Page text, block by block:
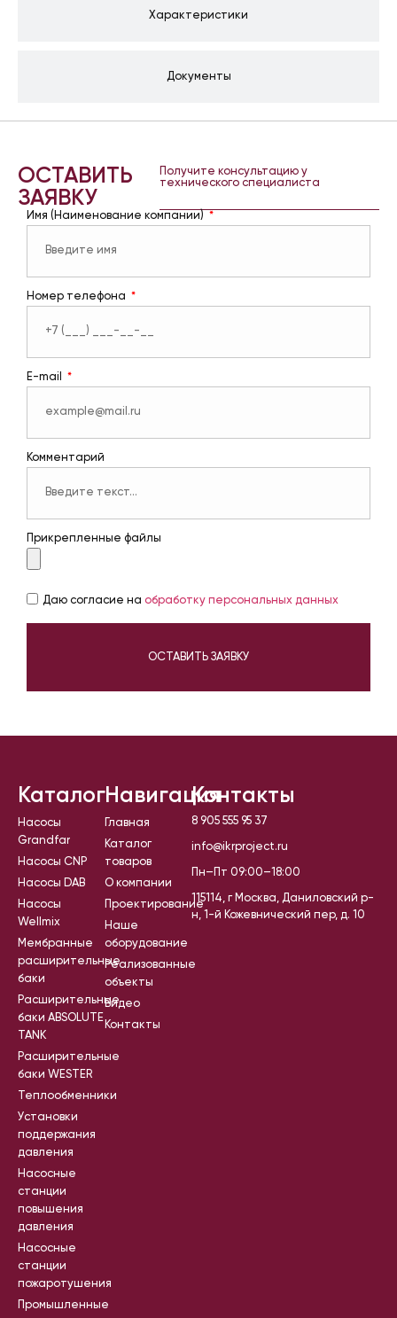
Характеристики
Документы
ОСТАВИТЬ
ЗАЯВКУ
Получите консультацию у
технического специалиста
Имя (Наименование компании)
Номер телефона
E-mail
Комментарий
Прикрепленные файлы
Даю согласие на обработку персональных данных
ОСТАВИТЬ ЗАЯВКУ
Каталог
Насосы
Grandfar
Насосы CNP
Насосы DAB
Насосы
Wellmix
Мембранные
расширительные
баки
Расширительные
баки ABSOLUTE
TANK
Расширительные
баки WESTER
Теплообменники
Установки
поддержания
давления
Насосные
станции
повышения
давления
Насосные
станции
пожаротушения
Промышленные
Навигация
Главная
Каталог
товаров
О компании
Проектирование
Наше
оборудование
Реализованные
объекты
Видео
Контакты
Контакты
8 905 555 95 37
info@ikrproject.ru
Пн–Пт 09:00–18:00
115114, г Москва, Даниловский р-
н, 1-й Кожевнический пер, д. 10